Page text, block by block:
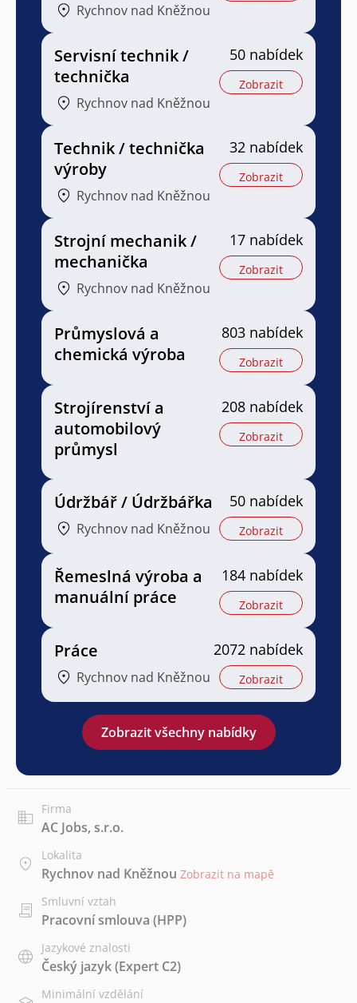
Rychnov nad Kněžnou
Servisní technik /
technička
Rychnov nad Kněžnou
50 nabídek
Zobrazit
Technik / technička
výroby
Rychnov nad Kněžnou
32 nabídek
Zobrazit
Strojní mechanik /
mechanička
Rychnov nad Kněžnou
17 nabídek
Zobrazit
Průmyslová a
chemická výroba
803 nabídek
Zobrazit
Strojírenství a
automobilový
průmysl
208 nabídek
Zobrazit
Údržbář / Údržbářka
Rychnov nad Kněžnou
50 nabídek
Zobrazit
Řemeslná výroba a
manuální práce
184 nabídek
Zobrazit
Práce
Rychnov nad Kněžnou
2072 nabídek
Zobrazit
Zobrazit všechny nabídky
Firma
AC Jobs, s.r.o.
Lokalita
Rychnov nad Kněžnou Zobrazit na mapě
Smluvní vztah
Pracovní smlouva (HPP)
Jazykové znalosti
Český jazyk(Expert C2)
Minimální vzdělání